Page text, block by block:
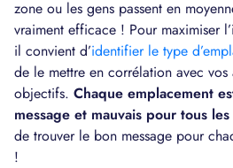
zone ou les gens passent en
vraiment efficace ! Pour maximiser
il convient d’identifier le type
de le mettre en corrélation avec
objectifs. Chaque emplacement
message et mauvais pour tous
de trouver le bon message pour
!